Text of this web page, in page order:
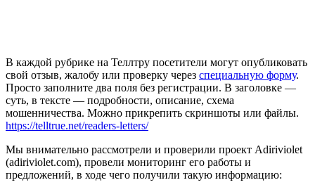
В каждой рубрике на Теллтру посетители могут опубликовать
свой отзыв, жалобу или проверку через специальную форму.
Просто заполните два поля без регистрации. В заголовке —
суть, в тексте — подробности, описание, схема
мошенничества. Можно прикрепить скриншоты или файлы.
https://telltrue.net/readers-letters/
Мы внимательно рассмотрели и проверили проект Adiriviolet
(adiriviolet.com), провели мониторинг его работы и
предложений, в ходе чего получили такую информацию: